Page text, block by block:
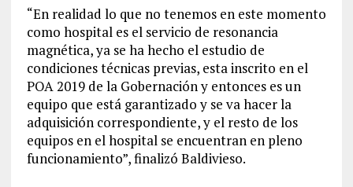
“En realidad lo que no tenemos en este momento
como hospital es el servicio de resonancia
magnética, ya se ha hecho el estudio de
condiciones técnicas previas, esta inscrito en el
POA 2019 de la Gobernación y entonces es un
equipo que está garantizado y se va hacer la
adquisición correspondiente, y el resto de los
equipos en el hospital se encuentran en pleno
funcionamiento”, finalizó Baldivieso.